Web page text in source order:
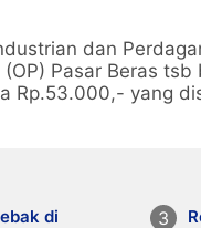
dan
Pasar Beras
Rp.53.000,- yang
di